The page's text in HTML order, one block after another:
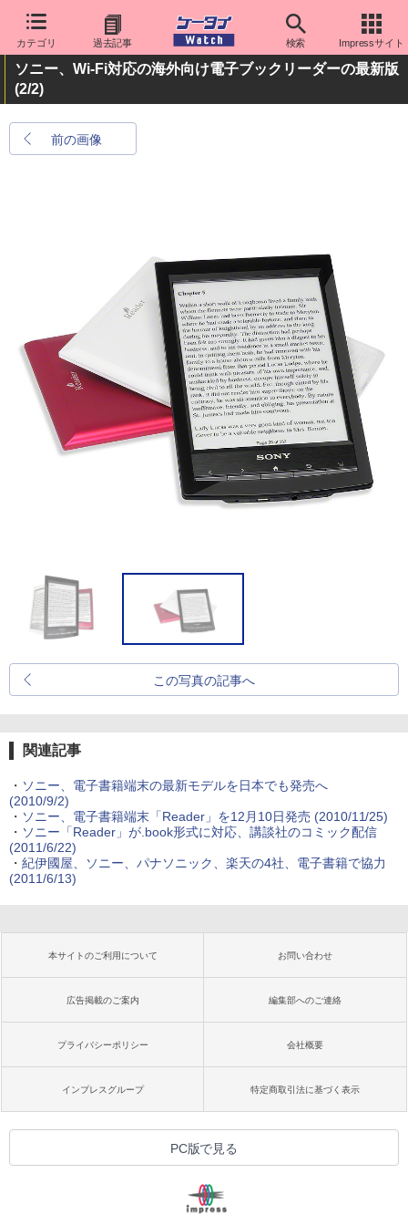
カテゴリ 過去記事 検索 Impressサイト
ソニー、Wi-Fi対応の海外向け電子ブックリーダーの最新版
(2/2)
前の画像
この写真の記事へ
関連記事
・ ソニー、電子書籍端末の最新モデルを日本でも発売へ
(2010/9/2)
・ ソニー、電子書籍端末「Reader」を12月10日発売 (2010/11/25)
・ ソニー「Reader」が.book形式に対応、講談社のコミック配信
(2011/6/22)
・ 紀伊國屋、ソニー、パナソニック、楽天の4社、電子書籍で協力
(2011/6/13)
本サイトのご利用について お問い合わせ
広告掲載のご案内 編集部へのご連絡
プライバシーポリシー 会社概要
インプレスグループ 特定商取引法に基づく表示
PC版で見る